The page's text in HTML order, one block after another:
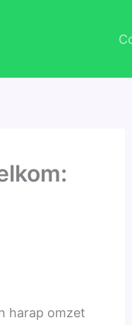
harap omzet